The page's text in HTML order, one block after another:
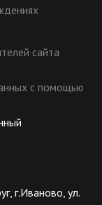
сайта
с помощью
г.Иваново, ул.